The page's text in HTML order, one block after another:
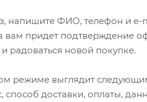
напишите ФИО, телефон и e-
вам придет подтверждение
радоваться новой покупке.
режиме выглядит
способ доставки, оплаты,